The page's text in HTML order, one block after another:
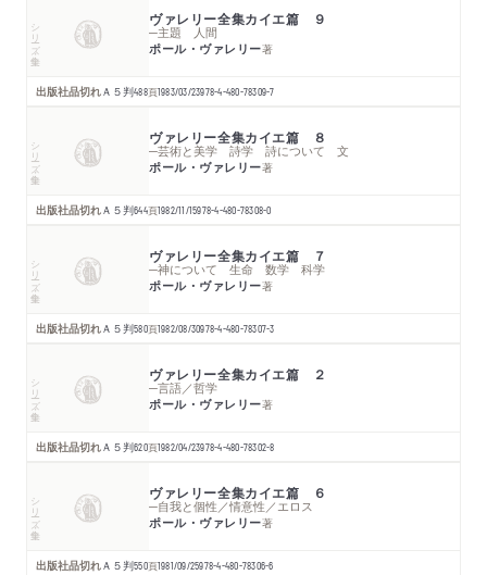
シリーズ・全集 ヴァレリー全集カイエ篇 ９
─主題 人間
ポール・ヴァレリー著
出版社品切れＡ５判488頁1983/03/23978-4-480-78309-7
シリーズ・全集 ヴァレリー全集カイエ篇 ８
─芸術と美学 詩学 詩について 文
ポール・ヴァレリー著
出版社品切れＡ５判644頁1982/11/15978-4-480-78308-0
シリーズ・全集 ヴァレリー全集カイエ篇 ７
─神について 生命 数学 科学
ポール・ヴァレリー著
出版社品切れＡ５判580頁1982/08/30978-4-480-78307-3
シリーズ・全集 ヴァレリー全集カイエ篇 ２
─言語／哲学
ポール・ヴァレリー著
出版社品切れＡ５判620頁1982/04/23978-4-480-78302-8
シリーズ・全集 ヴァレリー全集カイエ篇 ６
─自我と個性／情意性／エロス
ポール・ヴァレリー著
出版社品切れＡ５判550頁1981/09/25978-4-480-78306-6